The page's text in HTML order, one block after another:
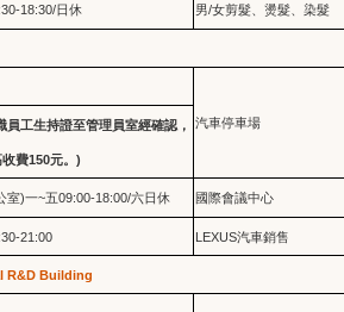
18:30/日休 男/女剪髮 、燙髮 、染髮
汽車停車場
員工生持證至管理員室經確認，
費150元。)
室)一~五09:00-18:00/六日休 國際會議中心
21:00 LEXUS汽車銷售
R&D Building